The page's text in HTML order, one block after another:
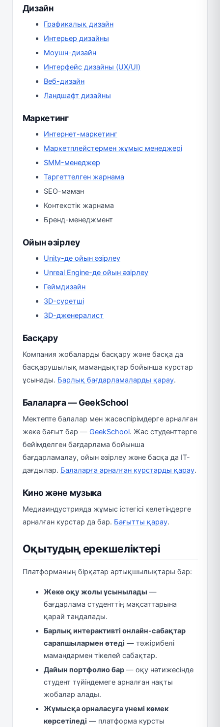
Дизайн
Графикалық дизайн
Интерьер дизайны
Моушн-дизайн
Интерфейс дизайны (UX/UI)
Веб-дизайн
Ландшафт дизайны
Маркетинг
Интернет-маркетинг
Маркетплейстермен жұмыс менеджері
SMM-менеджер
Таргеттелген жарнама
SEO-маман
Контекстік жарнама
Бренд-менеджмент
Ойын әзірлеу
Unity-де ойын әзірлеу
Unreal Engine-де ойын әзірлеу
Геймдизайн
3D-суретші
3D-дженералист
Басқару
Компания жобаларды басқару және басқа да
басқарушылық мамандықтар бойынша курстар
ұсынады. Барлық бағдарламаларды қарау.
Балаларға — GeekSchool
Мектепте балалар мен жасөспірімдерге арналған
жеке бағыт бар — GeekSchool. Жас студенттерге
бейімделген бағдарлама бойынша
бағдарламалау, ойын әзірлеу және басқа да IT-
дағдылар. Балаларға арналған курстарды қарау.
Кино және музыка
Медиаиндустрияда жұмыс істегісі келетіндерге
арналған курстар да бар. Бағытты қарау.
Оқытудың ерекшеліктері
Платформаның бірқатар артықшылықтары бар:
Жеке оқу жолы ұсынылады —
бағдарлама студенттің мақсаттарына
қарай таңдалады.
Барлық интерактивті онлайн-сабақтар
сарапшылармен өтеді — тәжірибелі
мамандармен тікелей сабақтар.
Дайын портфолио бар — оқу нәтижесінде
студент түйіндемеге арналған нақты
жобалар алады.
Жұмысқа орналасуға үнемі көмек
көрсетіледі — платформа курсты